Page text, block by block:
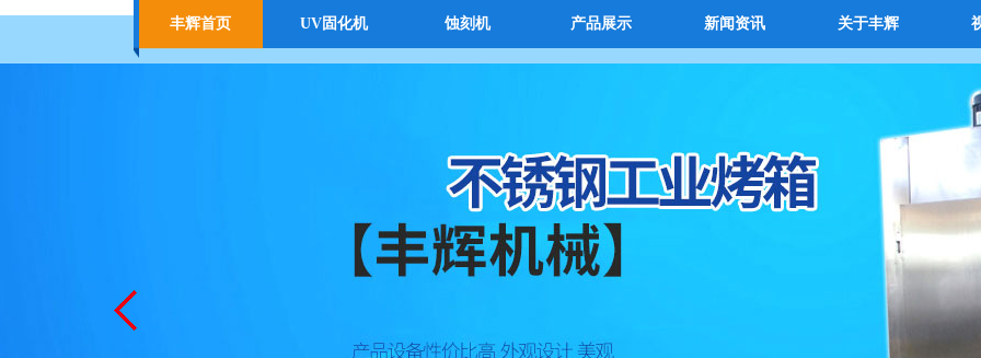
丰辉首页 UV固化机 蚀刻机 产品展示 新闻资讯 关于丰辉